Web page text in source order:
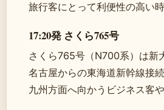
旅行客にとって利便性の高い
17:20発 さくら765号
さくら765号（N700系）は新
名古屋からの東海道新幹線接
九州方面へ向かうビジネス客